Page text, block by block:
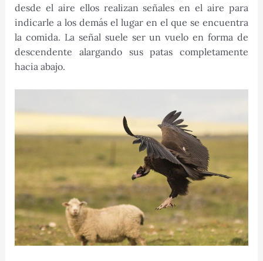
desde el aire ellos realizan señales en el aire para
indicarle a los demás el lugar en el que se encuentra
la comida. La señal suele ser un vuelo en forma de
descendente alargando sus patas completamente
hacia abajo.